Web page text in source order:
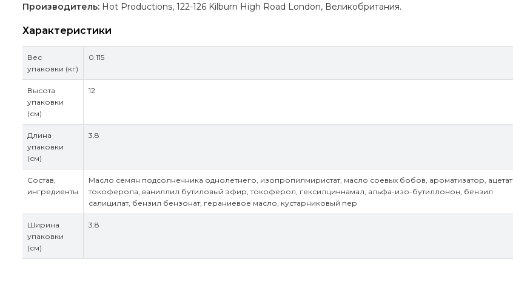
Производитель: Hot Productions, 122-126 Kilburn High Road London, Великобритания.
Характеристики
Вес
упаковки (кг)
0.115
Высота
упаковки
(см)
12
Длина
упаковки
(см)
3.8
Состав,
ингредиенты
Масло семян подсолнечника однолетнего, изопропилмиристат, масло соевых бобов, ароматизатор, ацетат
токоферола, ваниллил бутиловый эфир, токоферол, гексилциннамал, альфа-изо-бутиллонон, бензил
салицилат, бензил бензонат, гераниевое масло, кустарниковый пер
Ширина
упаковки
(см)
3.8